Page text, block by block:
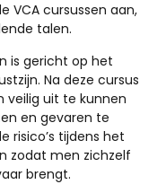
VCA cursussen aan,
talen.
is gericht op het
Na deze cursus
veilig uit te kunnen
en gevaren te
risico’s tijdens het
zodat men zichzelf
brengt.